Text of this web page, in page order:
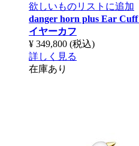
欲しいものリストに追加
danger horn plus Ear Cuff
イヤーカフ
¥ 349,800 (税込)
詳しく見る
在庫あり